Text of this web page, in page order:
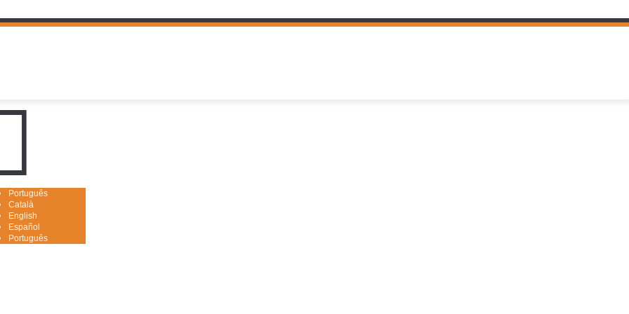
Português
Català
English
Español
Português